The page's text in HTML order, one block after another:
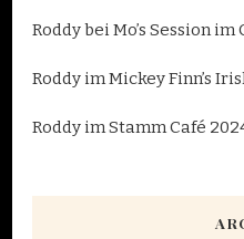
Roddy bei Mo’s Session
Roddy im Mickey Finn’s
Roddy im Stamm Café